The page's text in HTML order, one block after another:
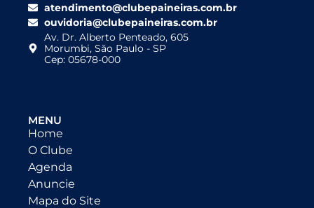
atendimento@clubepaineiras.com.br
ouvidoria@clubepaineiras.com.br
Av. Dr. Alberto Penteado, 605
Morumbi, São Paulo - SP
Cep: 05678-000
MENU
Home
O Clube
Agenda
Anuncie
Mapa do Site